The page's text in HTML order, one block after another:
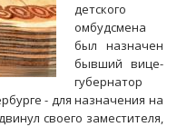
детского
омбудсмена
был назначен
бывший вице-
губернатор
- для назначения на
своего заместителя,